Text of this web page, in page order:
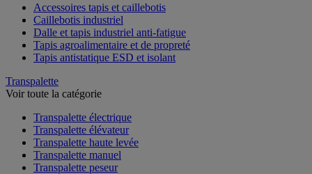
Accessoires tapis et caillebotis
Caillebotis industriel
Dalle et tapis industriel anti-fatigue
Tapis agroalimentaire et de propreté
Tapis antistatique ESD et isolant
Transpalette
Voir toute la catégorie
Transpalette électrique
Transpalette élévateur
Transpalette haute levée
Transpalette manuel
Transpalette peseur